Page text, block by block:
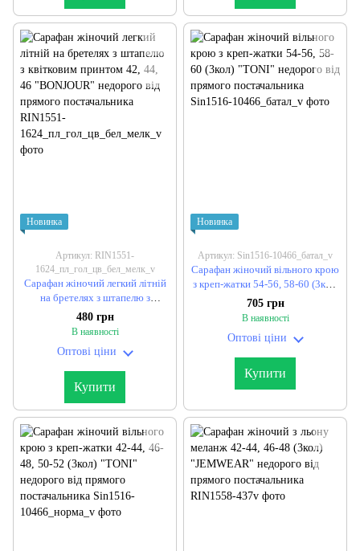
Новинка
Артикул: RIN1551-
1624_пл_гол_цв_бел_мелк_v
Сарафан жіночий легкий літній
на бретелях з штапелю з
квітковим принтом 42, 44, 46
"BONJOUR" недорого від
480 грн
В наявності
Оптові ціни
Купити
Новинка
Артикул: Sin1516-10466_батал_v
Сарафан жіночий вільного крою
з креп-жатки 54-56, 58-60 (3кол)
"TONI" недорого від прямого
постачальника
705 грн
В наявності
Оптові ціни
Купити